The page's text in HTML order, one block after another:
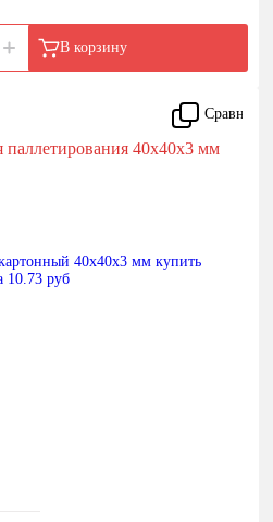
В корзину
Сравнить
40x40x3 мм